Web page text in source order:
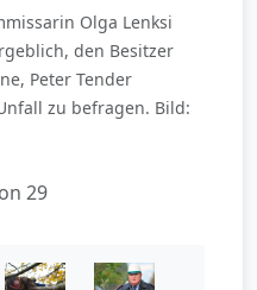
Olga Lenksi
den Besitzer
Peter Tender
zu befragen. Bild:
29